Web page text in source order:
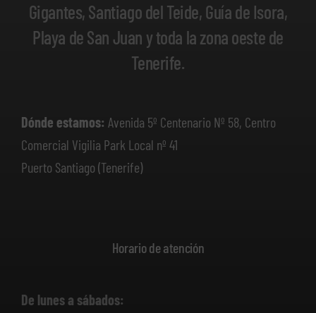
Gigantes, Santiago del Teide, Guía de Isora,
Playa de San Juan y toda la zona oeste de
Tenerife.
Dónde estamos: Avenida 5º Centenario Nº 58, Centro
Comercial Vigilia Park Local nº 41
Puerto Santiago (Tenerife)
Horario de atención
De lunes a sábados: